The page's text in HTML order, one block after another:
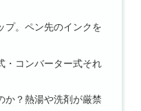
プ。ペン先のインクを
・コンバーター式それ
か？熱湯や洗剤が厳禁